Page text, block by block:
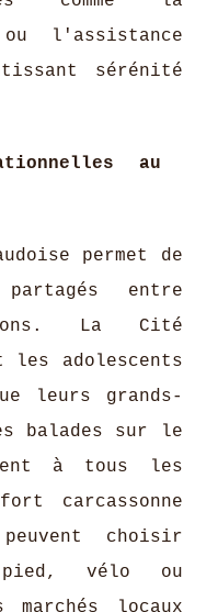
l'assistance
sérénité
au
permet de
entre
La Cité
les adolescents
leurs grands-
balades sur le
à tous les
carcassonne
choisir
pied, vélo ou
marchés locaux